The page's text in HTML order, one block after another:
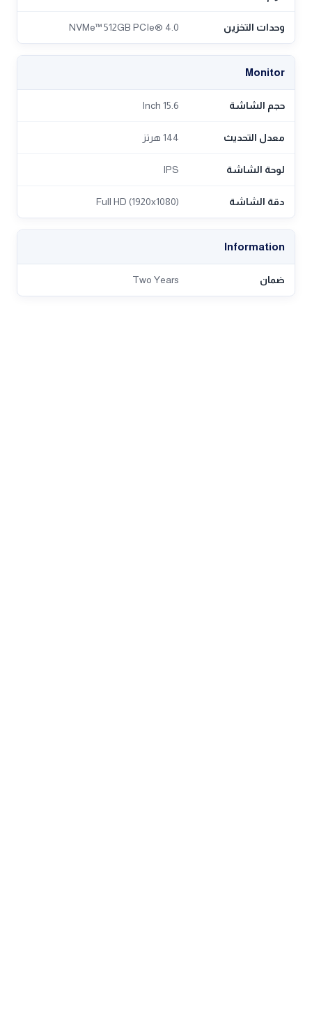
وحدات التخزين NVMe™ 512GB PCIe® 4.0
Monitor
حجم الشاشة 15.6 Inch
معدل التحديث 144 هرتز
لوحة الشاشة IPS
دقة الشاشة Full HD (1920x1080)
Information
ضمان Two Years